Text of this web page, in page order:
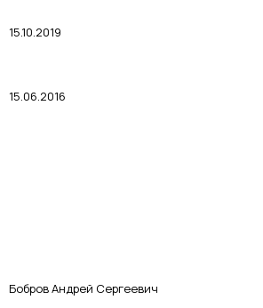
15.10.2019
15.06.2016
Бобров Андрей Сергеевич